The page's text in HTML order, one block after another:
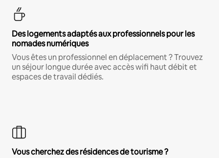
Des logements adaptés aux professionnels pour les
nomades numériques
Vous êtes un professionnel en déplacement ? Trouvez
un séjour longue durée avec accès wifi haut débit et
espaces de travail dédiés.
Vous cherchez des résidences de tourisme ?